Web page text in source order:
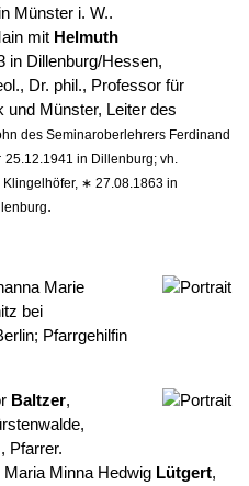
Münster i. W..
mit Helmuth
in Dillenburg/Hessen,
Dr. phil., Professor für
und Münster, Leiter des
des Seminaroberlehrers Ferdinand
in Dillenburg; vh.
∗ 27.08.1863 in
.
Marie
bei
Pfarrgehilfin
Baltzer,
Pfarrer.
Maria Minna Hedwig Lütgert,